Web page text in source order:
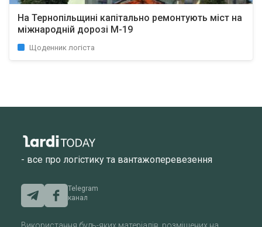
На Тернопільщині капітально ремонтують міст на
міжнародній дорозі М-19
Щоденник логіста
- все про логістику та вантажоперевезення
Telegram
канал